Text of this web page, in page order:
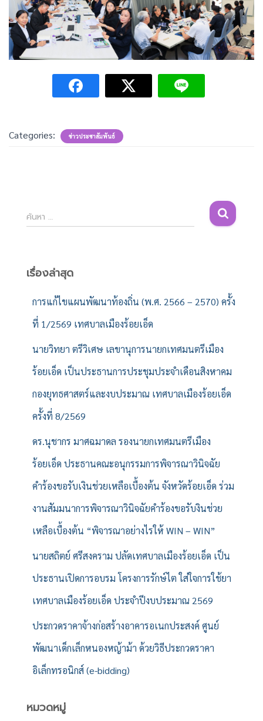
Categories: ข่าวประชาสัมพันธ์
ค้
น
สำ
ค้นหา …
เรื่องล่าสุด
การแก้ไขแผนพัฒนาท้องถิ่น (พ.ศ. 2566 – 2570) ครั้ง
ที่ 1/2569 เทศบาลเมืองร้อยเอ็ด
นายวิทยา ตรีวิเศษ เลขานุการนายกเทศมนตรีเมือง
ร้อยเอ็ด เป็นประธานการประชุมประจำเดือนสิงหาคม
กองยุทธศาสตร์และงบประมาณ เทศบาลเมืองร้อยเอ็ด
ครั้งที่ 8/2569
ดร.นุชากร มาศฉมาดล รองนายกเทศมนตรีเมือง
ร้อยเอ็ด ประธานคณะอนุกรรมการพิจารณาวินิจฉัย
คำร้องขอรับเงินช่วยเหลือเบื้องต้น จังหวัดร้อยเอ็ด ร่วม
งานสัมมนาการพิจารณาวินิจฉัยคำร้องขอรับงินช่วย
เหลือเบื้องต้น “พิจารณาอย่างไรให้ WIN – WIN”
นายสถิตย์ ศรีสงคราม ปลัดเทศบาลเมืองร้อยเอ็ด เป็น
ประธานเปิดการอบรม โครงการรักษ์ไต ใส่ใจการใช้ยา
เทศบาลเมืองร้อยเอ็ด ประจำปีงบประมาณ 2569
ประกวดราคาจ้างก่อสร้างอาคารอเนกประสงค์ ศูนย์
พัฒนาเด็กเล็กหนองหญ้าม้า ด้วยวิธีประกวดราคา
อิเล็กทรอนิกส์ (e-bidding)
หมวดหมู่